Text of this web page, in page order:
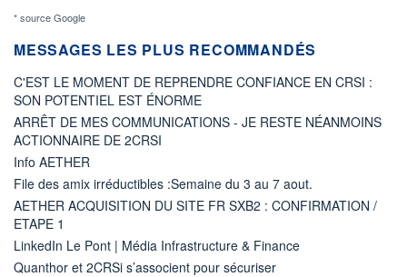
* source Google
MESSAGES LES PLUS RECOMMANDÉS
C'EST LE MOMENT DE REPRENDRE CONFIANCE EN CRSI :
SON POTENTIEL EST ÉNORME
ARRÊT DE MES COMMUNICATIONS - JE RESTE NÉANMOINS
ACTIONNAIRE DE 2CRSI
Info AETHER
File des amix irréductibles :Semaine du 3 au 7 aout.
AETHER ACQUISITION DU SITE FR SXB2 : CONFIRMATION /
ETAPE 1
LinkedIn Le Pont | Média Infrastructure & Finance
Quanthor et 2CRSi s’associent pour sécuriser